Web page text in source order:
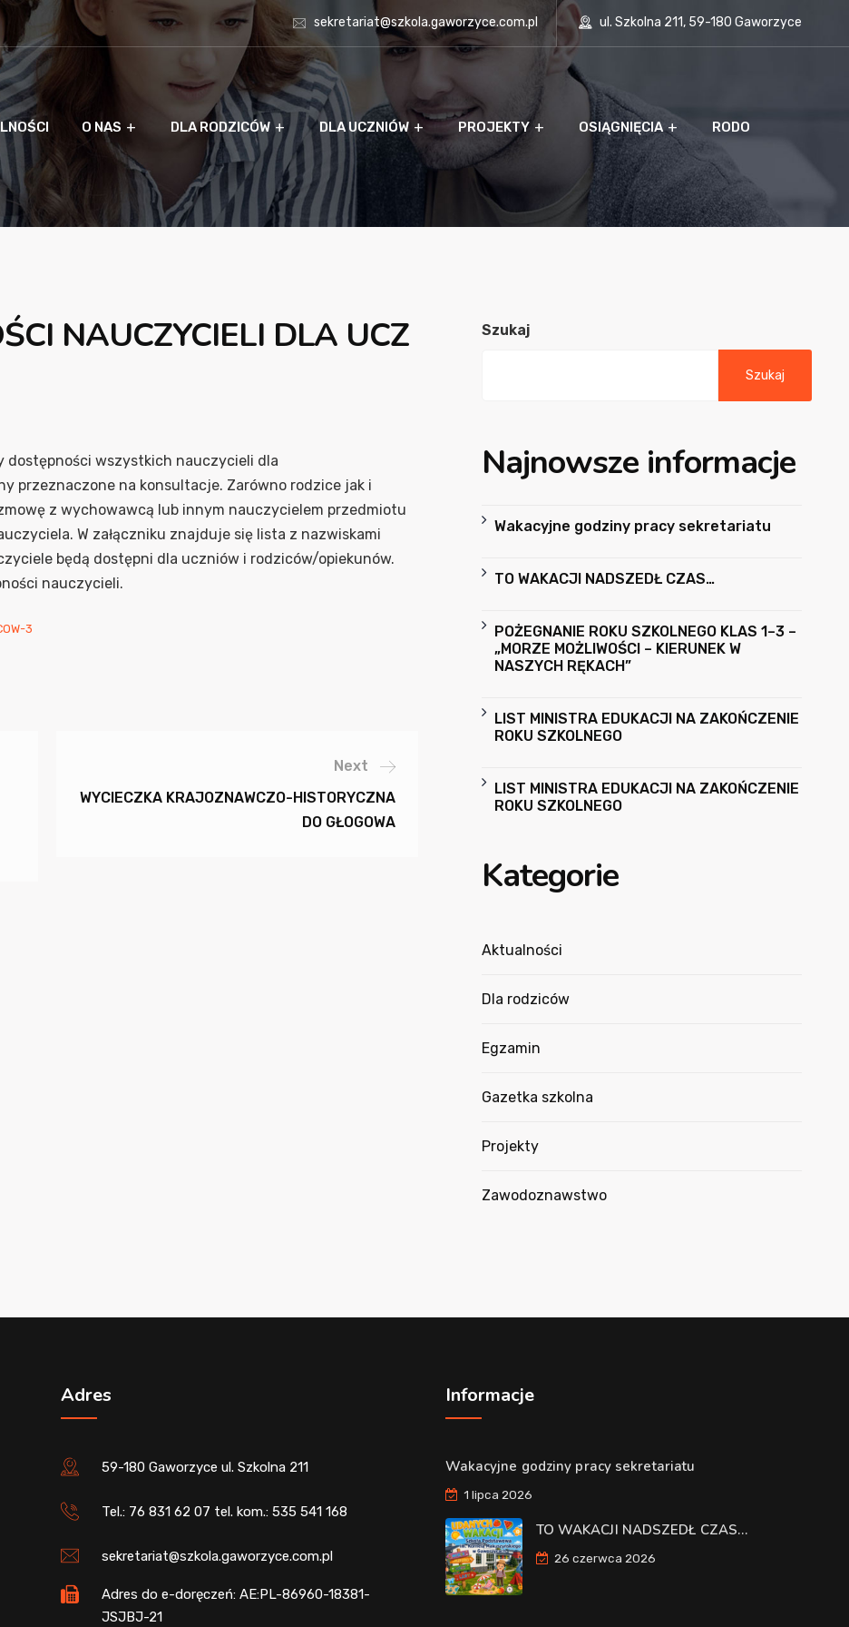
sekretariat@szkola.gaworzyce.com.pl ul. Szkolna 211, 59-180 Gaworzyce
O NAS DLA RODZICÓW DLA UCZNIÓW PROJEKTY OSIĄGNIĘCIA RODO
NAUCZYCIELI DLA UCZ
dostępności wszystkich nauczycieli dla
przeznaczone na konsultacje. Zarówno rodzice jak i
z wychowawcą lub innym nauczycielem przedmiotu
W załączniku znajduje się lista z nazwiskami
będą dostępni dla uczniów i rodziców/opiekunów.
nauczycieli.
3
Next
WYCIECZKA KRAJOZNAWCZO-HISTORYCZNA
DO GŁOGOWA
Szukaj
Szukaj
Najnowsze informacje
Wakacyjne godziny pracy sekretariatu
TO WAKACJI NADSZEDŁ CZAS…
POŻEGNANIE ROKU SZKOLNEGO KLAS 1–3 –
„MORZE MOŻLIWOŚCI – KIERUNEK W
NASZYCH RĘKACH”
LIST MINISTRA EDUKACJI NA ZAKOŃCZENIE
ROKU SZKOLNEGO
LIST MINISTRA EDUKACJI NA ZAKOŃCZENIE
ROKU SZKOLNEGO
Kategorie
Aktualności
Dla rodziców
Egzamin
Gazetka szkolna
Projekty
Zawodoznawstwo
Adres
59-180 Gaworzyce ul. Szkolna 211
Tel.: 76 831 62 07 tel. kom.: 535 541 168
sekretariat@szkola.gaworzyce.com.pl
Adres do e-doręczeń: AE:PL-86960-18381-
JSJBJ-21
Informacje
Wakacyjne godziny pracy sekretariatu
1 lipca 2026
TO WAKACJI NADSZEDŁ CZAS…
26 czerwca 2026